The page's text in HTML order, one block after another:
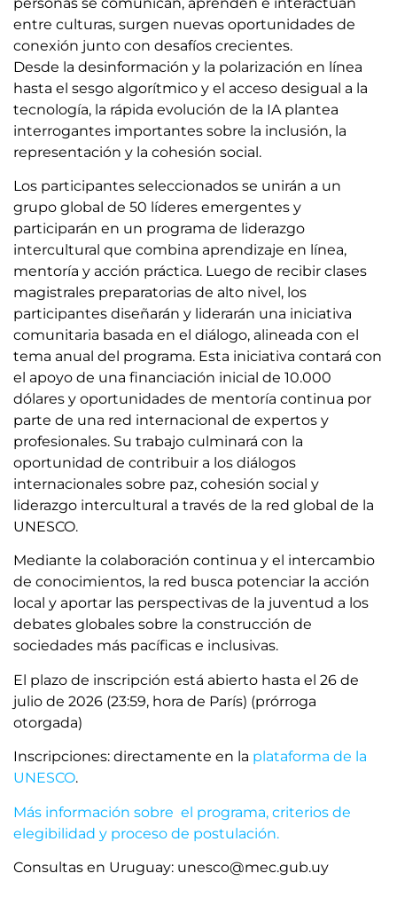
entre culturas, surgen nuevas oportunidades de
conexión junto con desafíos crecientes.
Desde la desinformación y la polarización en línea
hasta el sesgo algorítmico y el acceso desigual a la
tecnología, la rápida evolución de la IA plantea
interrogantes importantes sobre la inclusión, la
representación y la cohesión social.
Los participantes seleccionados se unirán a un
grupo global de 50 líderes emergentes y
participarán en un programa de liderazgo
intercultural que combina aprendizaje en línea,
mentoría y acción práctica. Luego de recibir clases
magistrales preparatorias de alto nivel, los
participantes diseñarán y liderarán una iniciativa
comunitaria basada en el diálogo, alineada con el
tema anual del programa. Esta iniciativa contará con
el apoyo de una financiación inicial de 10.000
dólares y oportunidades de mentoría continua por
parte de una red internacional de expertos y
profesionales. Su trabajo culminará con la
oportunidad de contribuir a los diálogos
internacionales sobre paz, cohesión social y
liderazgo intercultural a través de la red global de la
UNESCO.
Mediante la colaboración continua y el intercambio
de conocimientos, la red busca potenciar la acción
local y aportar las perspectivas de la juventud a los
debates globales sobre la construcción de
sociedades más pacíficas e inclusivas.
El plazo de inscripción está abierto hasta el 26 de
julio de 2026 (23:59, hora de París) (prórroga
otorgada)
Inscripciones: directamente en la plataforma de la
UNESCO.
Más información sobre el programa, criterios de
elegibilidad y proceso de postulación.
Consultas en Uruguay: unesco@mec.gub.uy